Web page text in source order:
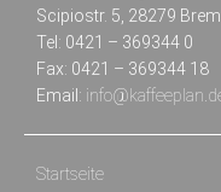
Scipiostr. 5, 28279
Tel: 0421 – 369344 0
Fax: 0421 – 369344 18
Email:
Startseite